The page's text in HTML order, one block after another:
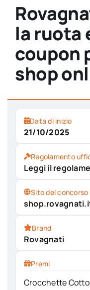
la ruota
coupon
shop
Data di inizio
21/10/2025
Regolamento
Leggi il
Sito del concorso
Brand
Rovagnati
Premi
Crocchette